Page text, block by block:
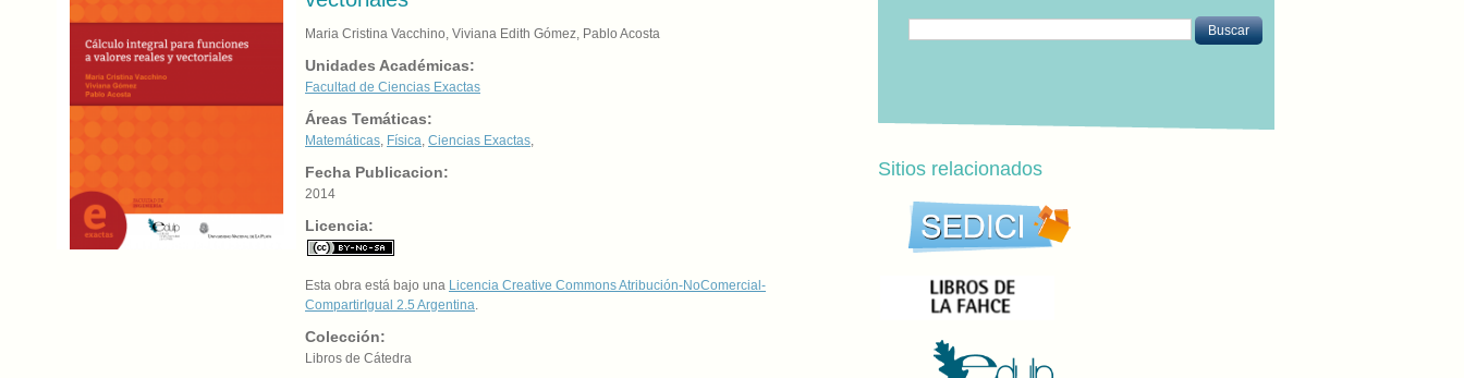
Maria Cristina Vacchino, Viviana Edith Gómez, Pablo Acosta
Unidades Académicas:
Facultad de Ciencias Exactas
Áreas Temáticas:
Matemáticas, Física, Ciencias Exactas,
Fecha Publicacion:
2014
Licencia:
Esta obra está bajo una Licencia Creative Commons Atribución-NoComercial-
CompartirIgual 2.5 Argentina.
Colección:
Libros de Cátedra
Buscar
Sitios relacionados